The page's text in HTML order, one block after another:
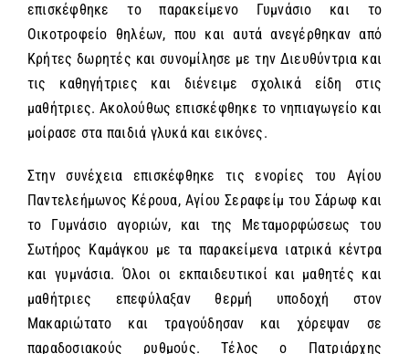
επισκέφθηκε το παρακείμενο Γυμνάσιο και το
Οικοτροφείο θηλέων, που και αυτά ανεγέρθηκαν από
Κρήτες δωρητές και συνομίλησε με την Διευθύντρια και
τις καθηγήτριες και διένειμε σχολικά είδη στις
μαθήτριες. Ακολούθως επισκέφθηκε το νηπιαγωγείο και
μοίρασε στα παιδιά γλυκά και εικόνες.
Στην συνέχεια επισκέφθηκε τις ενορίες του Αγίου
Παντελεήμωνος Κέρουα, Αγίου Σεραφείμ του Σάρωφ και
το Γυμνάσιο αγοριών, και της Μεταμορφώσεως του
Σωτήρος Καμάγκου με τα παρακείμενα ιατρικά κέντρα
και γυμνάσια. Όλοι οι εκπαιδευτικοί και μαθητές και
μαθήτριες επεφύλαξαν θερμή υποδοχή στον
Μακαριώτατο και τραγούδησαν και χόρεψαν σε
παραδοσιακούς ρυθμούς. Τέλος ο Πατριάρχης